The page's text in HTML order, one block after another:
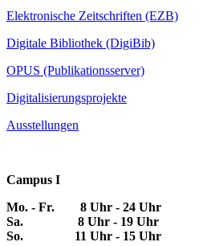
Elektronische Zeitschriften (EZB)
Digitale Bibliothek (DigiBib)
OPUS (Publikationsserver)
Digitalisierungsprojekte
Ausstellungen
Campus I
Mo. - Fr. 8 Uhr - 24 Uhr
Sa. 8 Uhr - 19 Uhr
So. 11 Uhr - 15 Uhr